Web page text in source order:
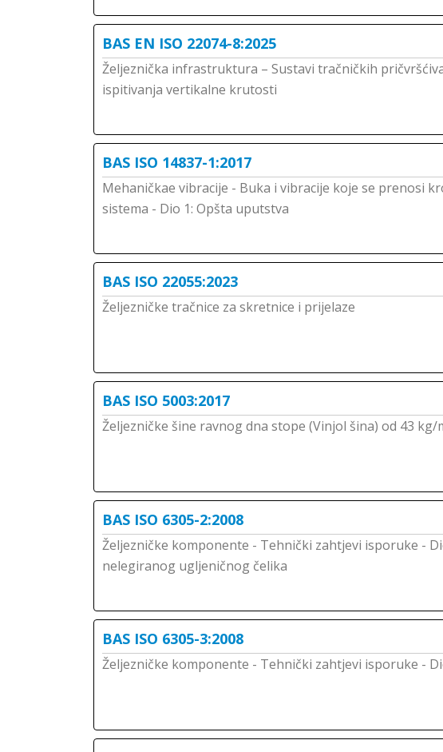
BAS EN ISO 22074-8:2025
Željeznička infrastruktura – Sustavi tračničkih
ispitivanja vertikalne krutosti
BAS ISO 14837-1:2017
Mehaničkae vibracije - Buka i vibracije koje se prenosi
sistema - Dio 1: Opšta uputstva
BAS ISO 22055:2023
Željezničke tračnice za skretnice i prijelaze
BAS ISO 5003:2017
Željezničke šine ravnog dna stope (Vinjol šina) od 43 kg/
BAS ISO 6305-2:2008
Željezničke komponente - Tehnički zahtjevi isporuke -
nelegiranog ugljeničnog čelika
BAS ISO 6305-3:2008
Željezničke komponente - Tehnički zahtjevi isporuke -